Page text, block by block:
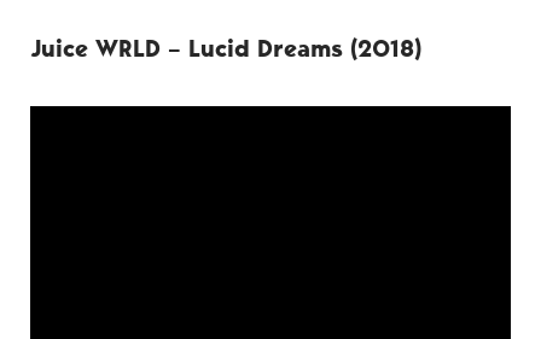
Juice WRLD – Lucid Dreams (2018)